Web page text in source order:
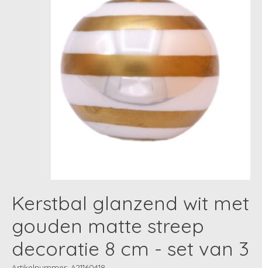
Kerstbal glanzend wit met
gouden matte streep
decoratie 8 cm - set van 3